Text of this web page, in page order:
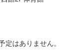
定はありません。